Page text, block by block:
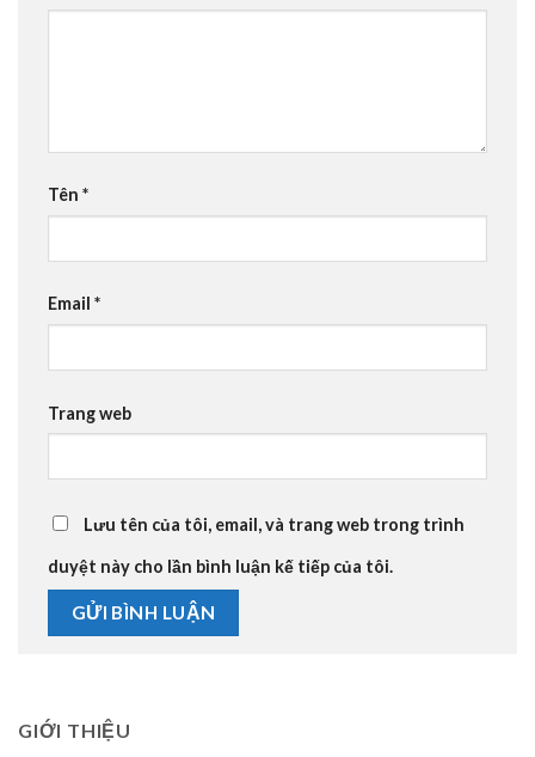
Tên *
Email *
Trang web
Lưu tên của tôi, email, và trang web trong trình
duyệt này cho lần bình luận kế tiếp của tôi.
GIỚI THIỆU